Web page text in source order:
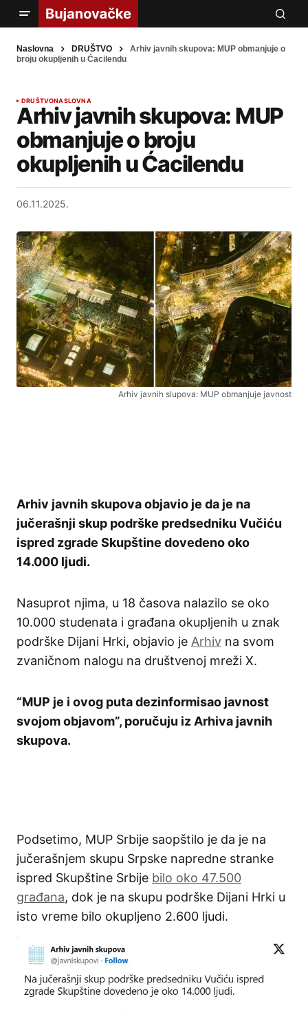
Naslovna DRUŠTVO
Arhiv javnih skupova: MUP obmanjuje o
broju okupljenih u Ćacilendu
DRUŠTVONASLOVNA
Arhiv javnih skupova: MUP
obmanjuje o broju
okupljenih u Ćacilendu
06.11.2025.
Arhiv javnih slupova: MUP obmanjuje javnost
Arhiv javnih skupova objavio je da je na
jučerašnji skup podrške predsedniku Vučiću
ispred zgrade Skupštine dovedeno oko
14.000 ljudi.
Nasuprot njima, u 18 časova nalazilo se oko
10.000 studenata i građana okupljenih u znak
podrške Dijani Hrki, objavio je Arhiv na svom
zvaničnom nalogu na društvenoj mreži X.
“MUP je i ovog puta dezinformisao javnost
svojom objavom”, poručuju iz Arhiva javnih
skupova.
Podsetimo, MUP Srbije saopštilo je da je na
jučerašnjem skupu Srpske napredne stranke
ispred Skupštine Srbije bilo oko 47.500
građana, dok je na skupu podrške Dijani Hrki u
isto vreme bilo okupljeno 2.600 ljudi.